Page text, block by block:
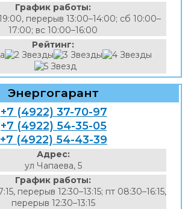
График работы:
перерыв 13:00–14:00; сб 10:00–
17:00; вс 10:00–16:00
Рейтинг:
Энергогарант
+7 (4922) 37-70-97
+7 (4922) 54-35-05
+7 (4922) 54-43-39
Адрес:
ул Чапаева, 5
График работы:
перерыв 12:30–13:15; пт 08:30–16:15,
перерыв 12:30–13:15